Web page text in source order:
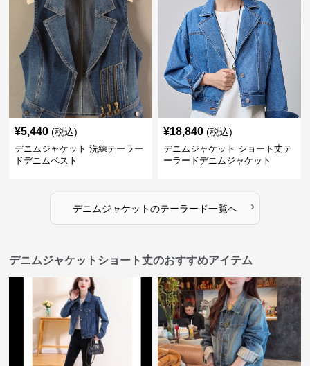
¥5,440 (税込)
デニムジャケット 洗練テーラー
ドデニムベスト
¥18,840 (税込)
デニムジャケット ショート丈テ
ーラードデニムジャケット
デニムジャケットのテーラード一覧へ ›
デニムジャケットショート丈のおすすめアイテム